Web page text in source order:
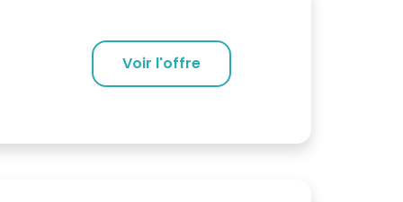
Voir l'offre